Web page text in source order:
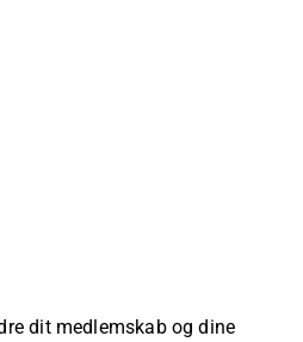
dit medlemskab og dine